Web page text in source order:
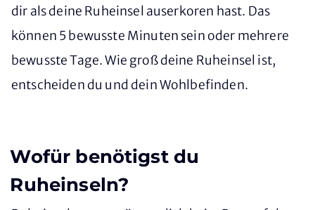
dir als deine Ruheinsel auserkoren hast. Das
können 5 bewusste Minuten sein oder mehrere
bewusste Tage. Wie groß deine Ruheinsel ist,
entscheiden du und dein Wohlbefinden.
Wofür benötigst du
Ruheinseln?